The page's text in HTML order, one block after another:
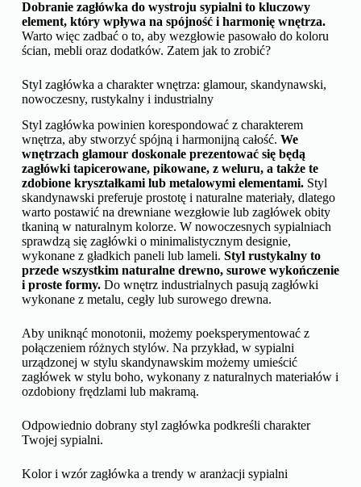
Dobranie zagłówka do wystroju sypialni to kluczowy
element, który wpływa na spójność i harmonię wnętrza.
Warto więc zadbać o to, aby wezgłowie pasowało do koloru
ścian, mebli oraz dodatków. Zatem jak to zrobić?
Styl zagłówka a charakter wnętrza: glamour, skandynawski,
nowoczesny, rustykalny i industrialny
Styl zagłówka powinien korespondować z charakterem
wnętrza, aby stworzyć spójną i harmonijną całość. We
wnętrzach glamour doskonale prezentować się będą
zagłówki tapicerowane, pikowane, z weluru, a także te
zdobione kryształkami lub metalowymi elementami.Styl
skandynawski preferuje prostotę i naturalne materiały, dlatego
warto postawić na drewniane wezgłowie lub zagłówek obity
tkaniną w naturalnym kolorze. W nowoczesnych sypialniach
sprawdzą się zagłówki o minimalistycznym designie,
wykonane z gładkich paneli lub lameli. Styl rustykalny to
przede wszystkim naturalne drewno, surowe wykończenie
i proste formy.Do wnętrz industrialnych pasują zagłówki
wykonane z metalu, cegły lub surowego drewna.
Aby uniknąć monotonii, możemy poeksperymentować z
połączeniem różnych stylów. Na przykład, w sypialni
urządzonej w stylu skandynawskim możemy umieścić
zagłówek w stylu boho, wykonany z naturalnych materiałów i
ozdobiony frędzlami lub makramą.
Odpowiednio dobrany styl zagłówka podkreśli charakter
Twojej sypialni.
Kolor i wzór zagłówka a trendy w aranżacji sypialni